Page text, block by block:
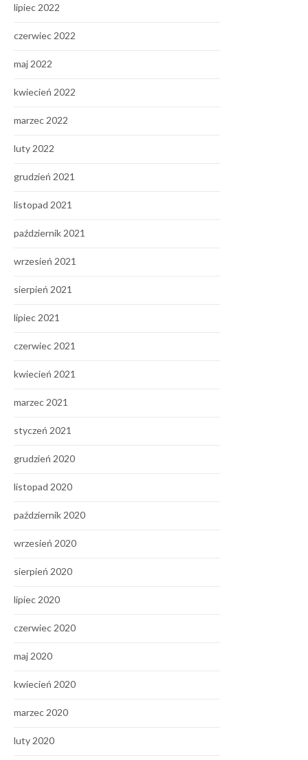
lipiec 2022
czerwiec 2022
maj 2022
kwiecień 2022
marzec 2022
luty 2022
grudzień 2021
listopad 2021
październik 2021
wrzesień 2021
sierpień 2021
lipiec 2021
czerwiec 2021
kwiecień 2021
marzec 2021
styczeń 2021
grudzień 2020
listopad 2020
październik 2020
wrzesień 2020
sierpień 2020
lipiec 2020
czerwiec 2020
maj 2020
kwiecień 2020
marzec 2020
luty 2020